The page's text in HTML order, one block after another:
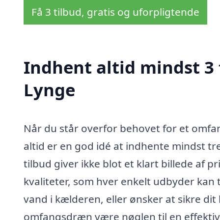
Få 3 tilbud, gratis og uforpligtende
Indhent altid mindst
Lynge
Når du står overfor behovet for et
altid er en god idé at indhente mindst
tilbud giver ikke blot et klart billede af
kvaliteter, som hver enkelt udbyder
vand i kælderen, eller ønsker at sikre
omfangsdræn være nøglen til en